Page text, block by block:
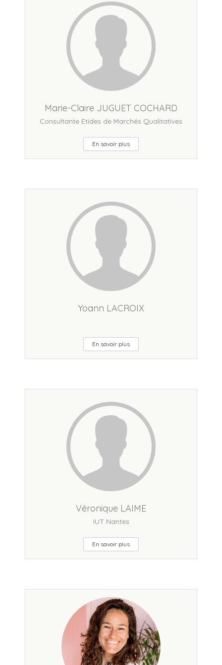
Marie-Claire JUGUET COCHARD
Consultante Etides de Marchés Qualitatives
En savoir plus
Yoann LACROIX
En savoir plus
Véronique LAIME
IUT Nantes
En savoir plus